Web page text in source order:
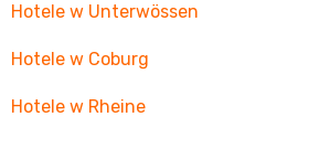
Hotele w Unterwössen
Hotele w Coburg
Hotele w Rheine